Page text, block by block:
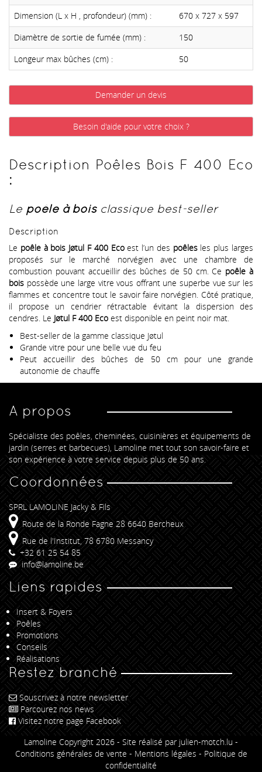
Dimension (L x H , profondeur) (mm) :
670 x 727 x 597
Diamètre de sortie de fumée (mm) :
150
Longeur max bûches (cm) :
50
Demander un devis
Besoin d'aide pour votre choix ?
Description Poêles Bois F 400 Eco
:
Le poêle à boisclassique best-seller
Description
Le poêle à bois Jøtul F 400 Ecoest l’un des poêles les plus larges
proposés sur le marché norvégien avec une chambre de
combustion pouvant accueillir des bûches de 50 cm. Ce poêle à
bois possède une large vitre vous offrant une superbe vue sur les
flammes et concentre tout le savoir faire norvégien. Côté pratique,
il propose un cendrier rétractable évitant la dispersion des
cendres. Le Jøtul F 400 Eco est disponible en peint noir mat.
Best-seller de la gamme classique Jøtul
Grande vitre pour une belle vue du feu
Peut accueillir des bûches de 50 cm pour une grande
autonomie de chauffe
A propos
Spécialiste des poêles, cheminées, cuisinières et équipements de
jardin (serres et barbecues), Lamoline met tout son savoir-faire et
son expérience à votre service depuis plus de 50 ans.
Coordonnées
SPRL LAMOLINE Jacky & Fils
Route de la Ronde Fagne 28 6640 Bercheux
Rue de l'Institut, 78 6780 Messancy
+32 61 25 54 85
info@lamoline.be
Liens rapides
Insert & Foyers
Poêles
Promotions
Conseils
Réalisations
Restez branché
Souscrivez à notre newsletter
Parcourez nos news
Visitez notre page Facebook
Lamoline Copyright 2026 - Site réalisé par julien-motch.lu -
Conditions générales de vente - Mentions légales - Politique de
confidentialité